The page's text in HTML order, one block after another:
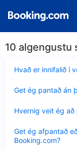
10 algengustu
Hvað er innifalið í
sýnt
Get ég pantað án
sýnt
Hvernig veit ég að
sýnt
Get ég afpantað
Booking.com?
sýnt